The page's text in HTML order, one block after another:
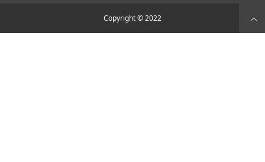
Copyright © 2022